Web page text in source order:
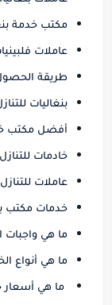
مكتب خدمة
عاملات
طريقة
بنغاليات
أفضل مكتب
خادمات
عاملات
خدمات مكتب
ما هي واجبات
ما هي أنواع
ما هي أسعار